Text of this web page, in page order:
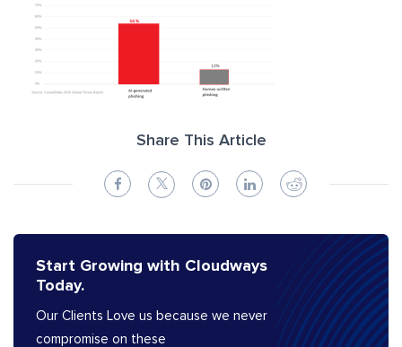
Share This Article
Start Growing with Cloudways
Today.
Our Clients Love us because we never
compromise on these